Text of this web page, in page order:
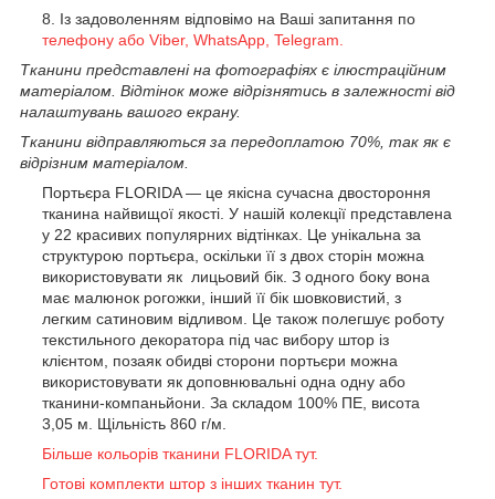
Із задоволенням відповімо на Ваші запитання по
телефону або Viber, WhatsApp, Telegram.
Тканини представлені на фотографіях є ілюстраційним
матеріалом. Відтінок може відрізнятись в залежності від
налаштувань вашого екрану.
Тканини відправляються за передоплатою 70%, так як є
відрізним матеріалом.
Портьєра FLORIDA — це якісна сучасна двостороння
тканина найвищої якості. У нашій колекції представлена
у 22 красивих популярних відтінках. Це унікальна за
структурою портьєра, оскільки її з двох сторін можна
використовувати як лицьовий бік. З одного боку вона
має малюнок рогожки, інший її бік шовковистий, з
легким сатиновим відливом. Це також полегшує роботу
текстильного декоратора під час вибору штор із
клієнтом, позаяк обидві сторони портьєри можна
використовувати як доповнювальні одна одну або
тканини-компаньйони. За складом 100% ПЕ, висота
3,05 м. Щільність 860 г/м.
Більше кольорів тканини FLORIDA тут.
Готові комплекти штор з інших тканин тут.